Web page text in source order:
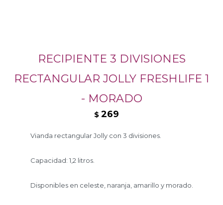
RECIPIENTE 3 DIVISIONES
RECTANGULAR JOLLY FRESHLIFE 1
- MORADO
$ 269
Vianda rectangular Jolly con 3 divisiones.
Capacidad: 1,2 litros.
Disponibles en celeste, naranja, amarillo y morado.